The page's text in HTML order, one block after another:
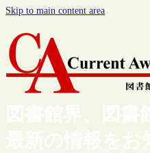
Skip to main content area
図書館界、図書
最新の情報をお